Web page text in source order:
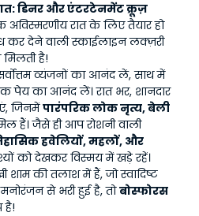
डिनर और एंटरटेनमेंट क्रूज़
अविस्मरणीय रात के लिए तैयार हो
कर देने वाली स्काईलाइन लक्ज़री
है!
व्यंजनों का आनंद लें, साथ में
पेय का आनंद लें। रात भर, शानदार
जिनमें पारंपरिक लोक नृत्य, बेली
हैं। जैसे ही आप रोशनी वाली
हवेलियों, महलों, और
को देखकर विस्मय में खड़े रहें।
की तलाश में हैं, जो स्वादिष्ट
से भरी हुई है, तो बोस्फोरस
है!